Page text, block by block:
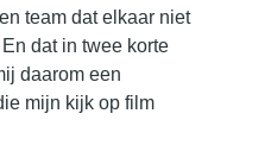
team dat elkaar niet
dat in twee korte
daarom een
mijn kijk op film